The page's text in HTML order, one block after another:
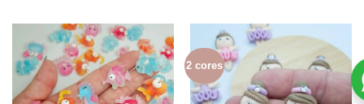
2 cores